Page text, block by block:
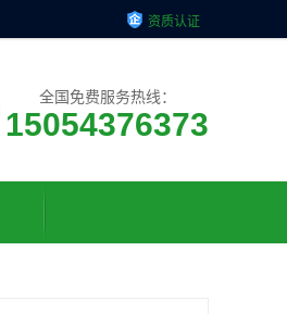
资质认证
全国免费服务热线：
15054376373